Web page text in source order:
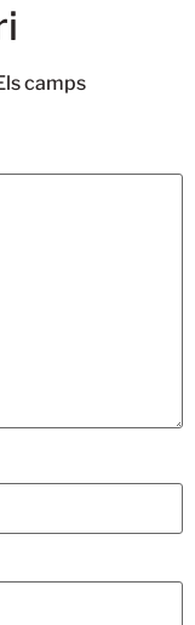
camps